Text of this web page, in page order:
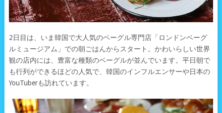
2日目は、いま韓国で大人気のベーグル専門店「ロンドンベーグ
ルミュージアム」での朝ごはんからスタート。かわいらしい世界
観の店内には、豊富な種類のベーグルが並んでいます。平日朝で
も行列ができるほどの人気で、韓国のインフルエンサーや日本の
YouTuberも訪れています。